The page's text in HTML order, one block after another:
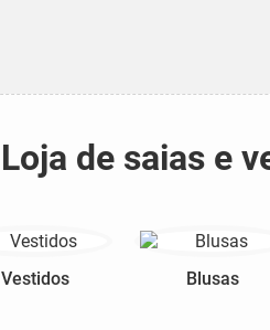
Loja de saias e
Vestidos Blusas